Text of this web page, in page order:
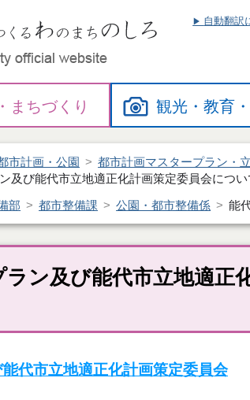
自動翻訳
まちづくり 観光・教育
市計画・公園
都市計画マスタープラン・
及び能代市立地適正化計画策定委員会につい
部 都市整備課 公園・都市整備係 能
ン及び能代市立地適正
代市立地適正化計画策定委員会